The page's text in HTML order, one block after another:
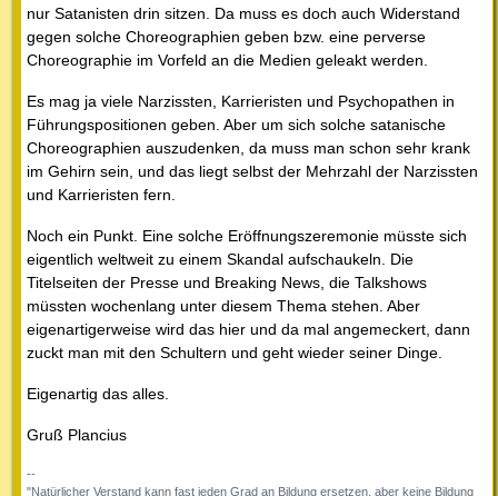
nur Satanisten drin sitzen. Da muss es doch auch Widerstand
gegen solche Choreographien geben bzw. eine perverse
Choreographie im Vorfeld an die Medien geleakt werden.
Es mag ja viele Narzissten, Karrieristen und Psychopathen in
Führungspositionen geben. Aber um sich solche satanische
Choreographien auszudenken, da muss man schon sehr krank
im Gehirn sein, und das liegt selbst der Mehrzahl der Narzissten
und Karrieristen fern.
Noch ein Punkt. Eine solche Eröffnungszeremonie müsste sich
eigentlich weltweit zu einem Skandal aufschaukeln. Die
Titelseiten der Presse und Breaking News, die Talkshows
müssten wochenlang unter diesem Thema stehen. Aber
eigenartigerweise wird das hier und da mal angemeckert, dann
zuckt man mit den Schultern und geht wieder seiner Dinge.
Eigenartig das alles.
Gruß Plancius
--
"Natürlicher Verstand kann fast jeden Grad an Bildung ersetzen, aber keine Bildung